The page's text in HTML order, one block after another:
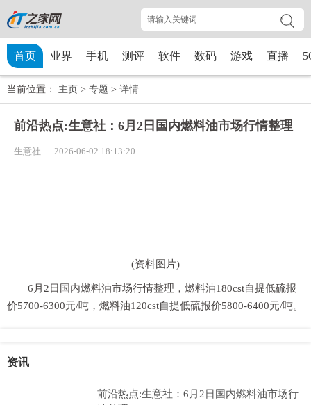
首页 业界 手机 测评 软件 数码 游戏 直播
当前位置： 主页 > 专题 > 详情
前沿热点:生意社：6月2日国内燃料油市场行情整理
生意社 2026-06-02 18:13:20
(资料图片)
6月2日国内燃料油市场行情整理，燃料油180cst自提低硫报
价5700-6300元/吨，燃料油120cst自提低硫报价5800-6400元/吨。
资讯
前沿热点:生意社：6月2日国内燃料油市场行